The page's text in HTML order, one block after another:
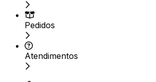
Pedidos
Atendimentos